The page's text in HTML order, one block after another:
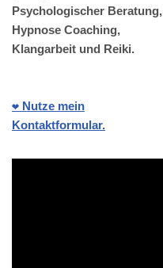
Psychologischer Beratung,
Hypnose Coaching,
Klangarbeit und Reiki.
❤️ Nutze mein
Kontaktformular.